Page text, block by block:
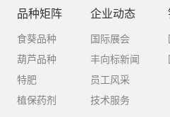
品种矩阵
食葵品种
葫芦品种
特肥
植保药剂
企业动态
国际展会
丰向标新闻
员工风采
技术服务